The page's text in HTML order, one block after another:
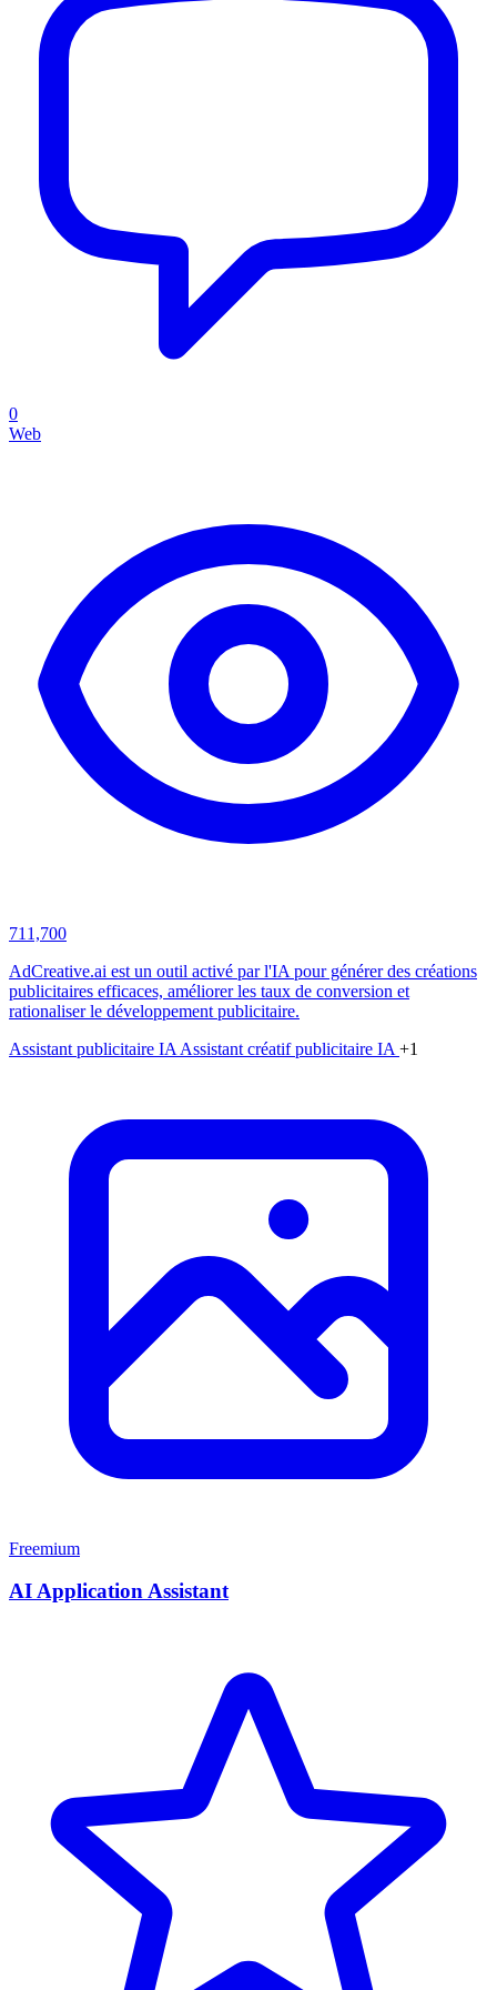
0
Web
711,700
AdCreative.ai est un outil activé par l'IA pour générer des créations
publicitaires efficaces, améliorer les taux de conversion et
rationaliser le développement publicitaire.
Assistant publicitaire IA Assistant créatif publicitaire IA +1
Freemium
AI Application Assistant